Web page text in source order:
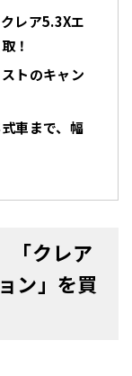
レア5.3Xエ
！
トのキャン
車まで、幅
「クレア
ン」を買